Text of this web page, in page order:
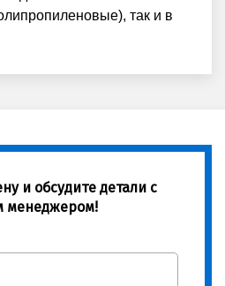
так и в
и обсудите детали с
менеджером!